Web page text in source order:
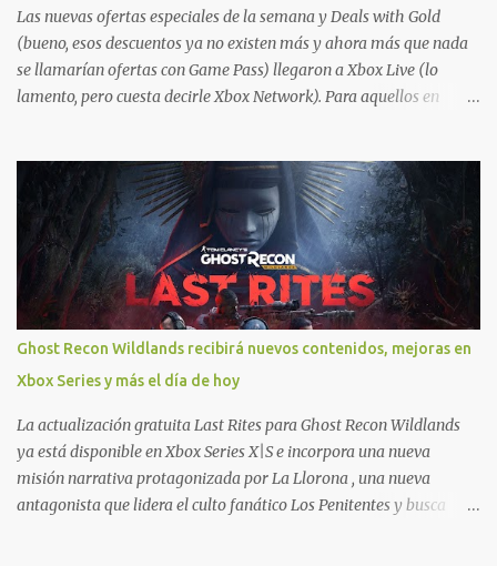
Las nuevas ofertas especiales de la semana y Deals with Gold
(bueno, esos descuentos ya no existen más y ahora más que nada
se llamarían ofertas con Game Pass) llegaron a Xbox Live (lo
lamento, pero cuesta decirle Xbox Network). Para aquellos en
jugarlos y mantener un progreso compartido en Windows PC y
Xbox, y tenemos un listado de juegos compatibles por acá . ¿Aún
necesitas una mano con las compras? Tenemos un tutorial extenso
o en vídeo para que se quiten todas las dudas generales de cómo
hacer compras en Xbox . Podes consultar un listado más completo
de promociones desde xbox.com. El post puede tener
actualizaciones regulares o cambios ante cualquier error. Ofertas
- Argentina Ofertas - Chile Ofertas - Colombia Ofertas - México
Ofertas - Estados Unidos Ofertas - España Todas las ofertas de
Xbox One también aplican a Xbox Series, a excepción de los jue...
Ghost Recon Wildlands recibirá nuevos contenidos, mejoras en
Xbox Series y más el día de hoy
La actualización gratuita Last Rites para Ghost Recon Wildlands
ya está disponible en Xbox Series X|S e incorpora una nueva
misión narrativa protagonizada por La Llorona , una nueva
antagonista que lidera el culto fanático Los Penitentes y busca